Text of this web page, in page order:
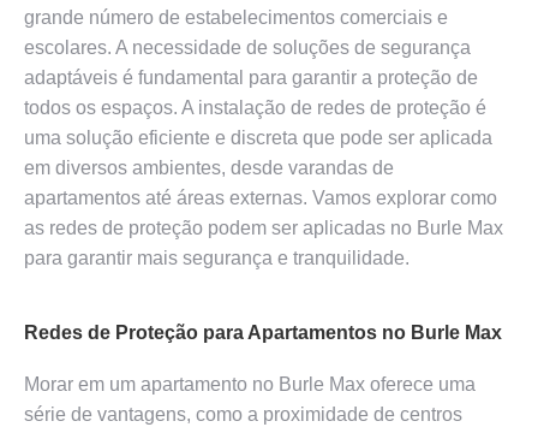
grande número de estabelecimentos comerciais e
escolares. A necessidade de soluções de segurança
adaptáveis é fundamental para garantir a proteção de
todos os espaços. A instalação de redes de proteção é
uma solução eficiente e discreta que pode ser aplicada
em diversos ambientes, desde varandas de
apartamentos até áreas externas. Vamos explorar como
as redes de proteção podem ser aplicadas no Burle Max
para garantir mais segurança e tranquilidade.
Redes de Proteção para Apartamentos no Burle Max
Morar em um apartamento no Burle Max oferece uma
série de vantagens, como a proximidade de centros